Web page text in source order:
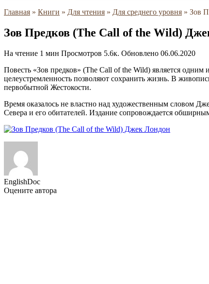
Главная » Книги » Для чтения » Для среднего уровня » Зов
Зов Предков (The Call of the Wild)
На чтение 1 мин Просмотров 5.6к. Обновлено 06.06.2020
Повесть «Зов предков» (The Call of the Wild) является одним
целеустремленность позволяют сохранить жизнь. В
первобытной Жестокости.
Время оказалось не властно над художественным словом
Севера и его обитателей. Издание сопровождается
EnglishDoc
Оцените автора